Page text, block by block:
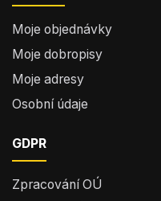
Moje objednávky
Moje dobropisy
Moje adresy
Osobní údaje
GDPR
Zpracování OÚ